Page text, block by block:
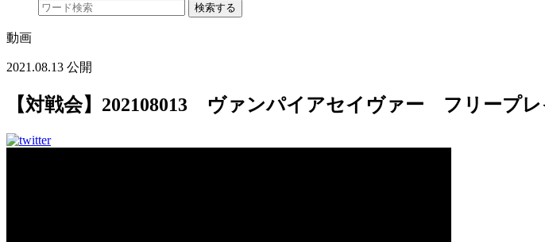
検索する
動画
2021.08.13 公開
【対戦会】202108013 ヴァンパイアセイヴァー フリープ